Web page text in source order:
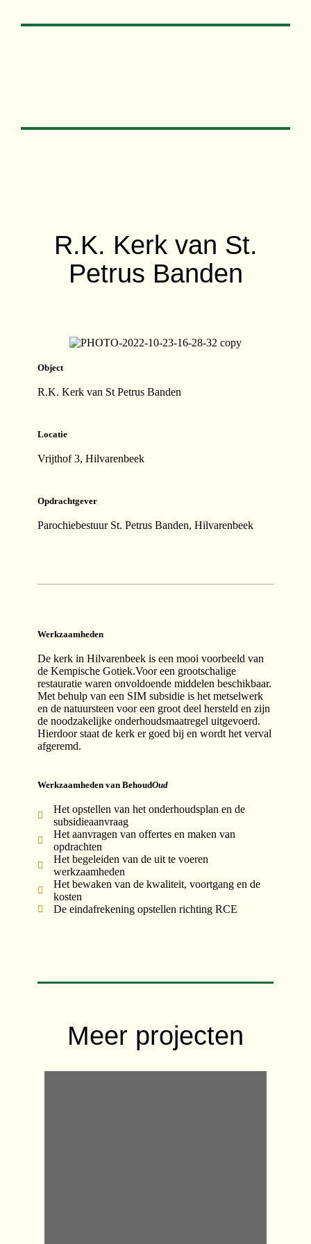
R.K. Kerk van St.
Petrus Banden
Object
R.K. Kerk van St Petrus Banden
Locatie
Vrijthof 3, Hilvarenbeek
Opdrachtgever
Parochiebestuur St. Petrus Banden, Hilvarenbeek
Werkzaamheden
De kerk in Hilvarenbeek is een mooi voorbeeld van
de Kempische Gotiek.Voor een grootschalige
restauratie waren onvoldoende middelen beschikbaar.
Met behulp van een SIM subsidie is het metselwerk
en de natuursteen voor een groot deel hersteld en zijn
de noodzakelijke onderhoudsmaatregel uitgevoerd.
Hierdoor staat de kerk er goed bij en wordt het verval
afgeremd.
Werkzaamheden van BehoudOud
Het opstellen van het onderhoudsplan en de
subsidieaanvraag
Het aanvragen van offertes en maken van
opdrachten
Het begeleiden van de uit te voeren
werkzaamheden
Het bewaken van de kwaliteit, voortgang en de
kosten
De eindafrekening opstellen richting RCE
Meer projecten